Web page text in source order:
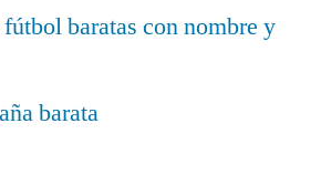
baratas con nombre y
barata